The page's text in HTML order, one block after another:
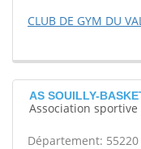
CLUB DE GYM DU
AS SOUILLY-
Association sportive
Département: 55220